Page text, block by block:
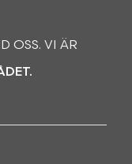
OSS. VI ÄR